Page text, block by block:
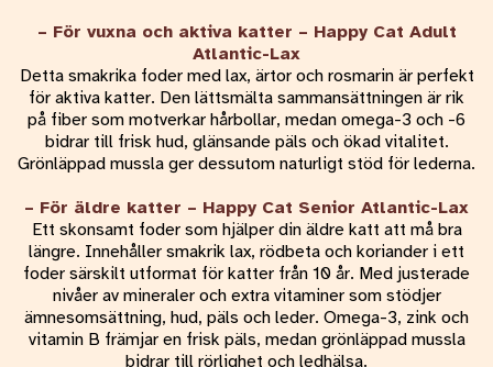
– För vuxna och aktiva katter – Happy Cat Adult
Atlantic-Lax
Detta smakrika foder med lax, ärtor och rosmarin är perfekt
för aktiva katter. Den lättsmälta sammansättningen är rik
på fiber som motverkar hårbollar, medan omega-3 och -6
bidrar till frisk hud, glänsande päls och ökad vitalitet.
Grönläppad mussla ger dessutom naturligt stöd för lederna.
– För äldre katter – Happy Cat Senior Atlantic-Lax
Ett skonsamt foder som hjälper din äldre katt att må bra
längre. Innehåller smakrik lax, rödbeta och koriander i ett
foder särskilt utformat för katter från 10 år. Med justerade
nivåer av mineraler och extra vitaminer som stödjer
ämnesomsättning, hud, päls och leder. Omega-3, zink och
vitamin B främjar en frisk päls, medan grönläppad mussla
bidrar till rörlighet och ledhälsa.